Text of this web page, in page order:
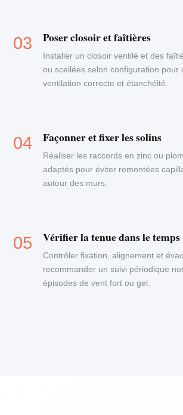
Poser closoir et faîtières
Installer un closoir ventilé et des
ou scellées selon configuration pour
ventilation correcte et étanchéité.
Façonner et fixer les solins
Réaliser les raccords en zinc ou
adaptés pour éviter remontées
autour des murs.
Vérifier la tenue dans le temps
Contrôler fixation, alignement et
recommander un suivi périodique
épisodes de vent fort ou gel.